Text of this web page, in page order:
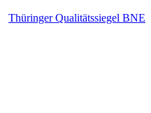
Thüringer Qualitätssiegel BNE